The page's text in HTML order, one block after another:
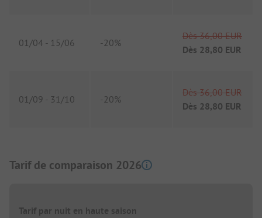
01/04 - 15/06 -20%
Dès 36,00 EUR
Dès 28,80 EUR
01/09 - 31/10 -20%
Dès 36,00 EUR
Dès 28,80 EUR
Tarif de comparaison 2026
Tarif par nuit en haute saison